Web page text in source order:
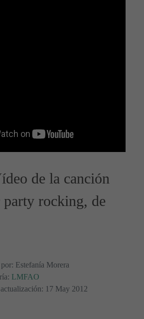
de la canción
rocking, de
Estefanía Morera
LMFAO
17 May 2012
Sexy and I know it - LMFAO, Letra y Vídeo de